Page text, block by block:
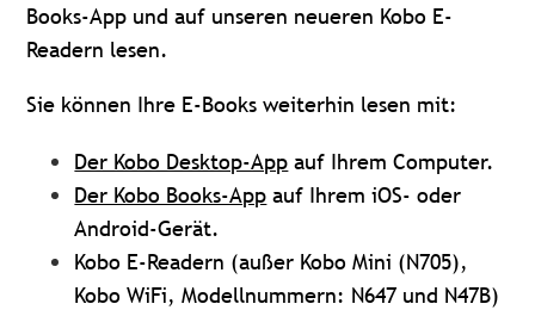
Books-App und auf unseren neueren Kobo E-
Readern lesen.
Sie können Ihre E-Books weiterhin lesen mit:
Der Kobo Desktop-App auf Ihrem Computer.
Der Kobo Books-App auf Ihrem iOS- oder
Android-Gerät.
Kobo E-Readern (außer Kobo Mini (N705),
Kobo WiFi, Modellnummern: N647 und N47B)